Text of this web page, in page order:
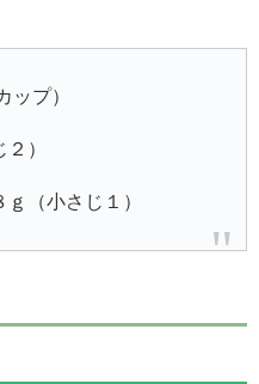
プ）
）
（小さじ１）